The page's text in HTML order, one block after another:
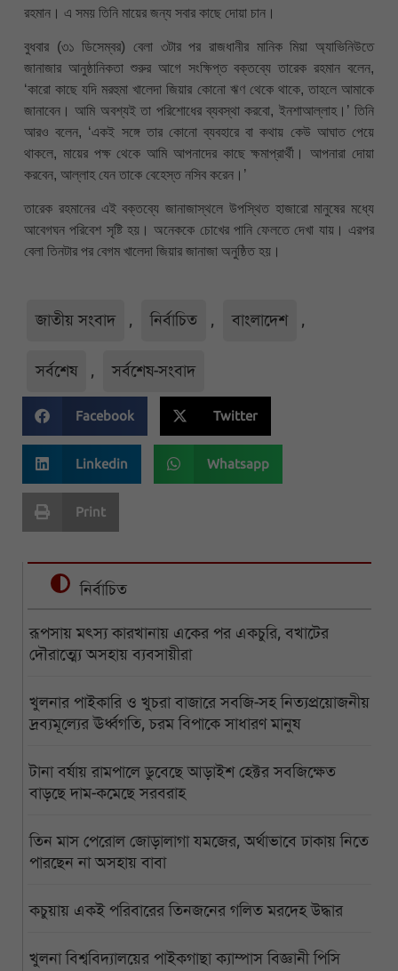
রহমান। এ সময় তিনি মায়ের জন্য সবার কাছে দোয়া চান।
বুধবার (৩১ ডিসেম্বর) বেলা ৩টার পর রাজধানীর মানিক মিয়া অ্যাভিনিউতে
জানাজার আনুষ্ঠানিকতা শুরুর আগে সংক্ষিপ্ত বক্তব্যে তারেক রহমান বলেন,
‘কারো কাছে যদি মরহুমা খালেদা জিয়ার কোনো ঋণ থেকে থাকে, তাহলে আমাকে
জানাবেন। আমি অবশ্যই তা পরিশোধের ব্যবস্থা করবো, ইনশাআল্লাহ।’ তিনি
আরও বলেন, ‘একই সঙ্গে তার কোনো ব্যবহারে বা কথায় কেউ আঘাত পেয়ে
থাকলে, মায়ের পক্ষ থেকে আমি আপনাদের কাছে ক্ষমাপ্রার্থী। আপনারা দোয়া
করবেন, আল্লাহ যেন তাকে বেহেস্ত নসিব করেন।’
তারেক রহমানের এই বক্তব্যে জানাজাস্থলে উপস্থিত হাজারো মানুষের মধ্যে
আবেগঘন পরিবেশ সৃষ্টি হয়। অনেককে চোখের পানি ফেলতে দেখা যায়। এরপর
বেলা তিনটার পর বেগম খালেদা জিয়ার জানাজা অনুষ্ঠিত হয়।
জাতীয় সংবাদ , নির্বাচিত , বাংলাদেশ ,
সর্বশেষ , সর্বশেষ-সংবাদ
Facebook Twitter
Linkedin Whatsapp
Print
নির্বাচিত
রূপসায় মৎস্য কারখানায় একের পর একচুরি, বখাটের
দৌরাত্ম্যে অসহায় ব্যবসায়ীরা
খুলনার পাইকারি ও খুচরা বাজারে সবজি-সহ নিত্যপ্রয়োজনীয়
দ্রব্যমূল্যের ঊর্ধ্বগতি, চরম বিপাকে সাধারণ মানুষ
টানা বর্ষায় রামপালে ডুবেছে আড়াইশ হেক্টর সবজিক্ষেত
বাড়ছে দাম-কমেছে সরবরাহ
তিন মাস পেরোল জোড়ালাগা যমজের, অর্থাভাবে ঢাকায় নিতে
পারছেন না অসহায় বাবা
কচুয়ায় একই পরিবারের তিনজনের গলিত মরদেহ উদ্ধার
খুলনা বিশ্ববিদ্যালয়ের পাইকগাছা ক্যাম্পাস বিজ্ঞানী পিসি